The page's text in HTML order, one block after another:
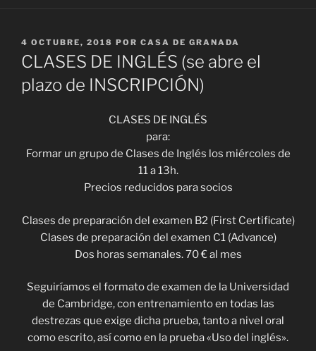
PUBLICADO
EL
4 OCTUBRE, 2018 POR CASA DE GRANADA
CLASES DE INGLÉS (se abre el
plazo de INSCRIPCIÓN)
CLASES DE INGLÉS
para:
Formar un grupo de Clases de Inglés los miércoles de
11 a 13h.
Precios reducidos para socios
Clases de preparación del examen B2 (First Certificate)
Clases de preparación del examen C1 (Advance)
Dos horas semanales. 70 € al mes
Seguiríamos el formato de examen de la Universidad
de Cambridge, con entrenamiento en todas las
destrezas que exige dicha prueba, tanto a nivel oral
como escrito, así como en la prueba «Uso del inglés».